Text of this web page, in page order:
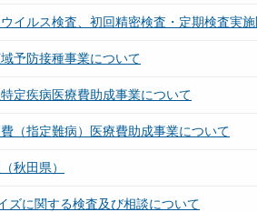
イルス検査、初回精密検査・定期検査実
予防接種事業について
定疾病医療費助成事業について
（指定難病）医療費助成事業について
秋田県）
ズに関する検査及び相談について